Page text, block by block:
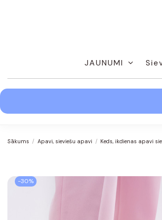
JAUNUMI
Sākums Apavi, sieviešu apavi Keds, ikdienas apavi
-30%